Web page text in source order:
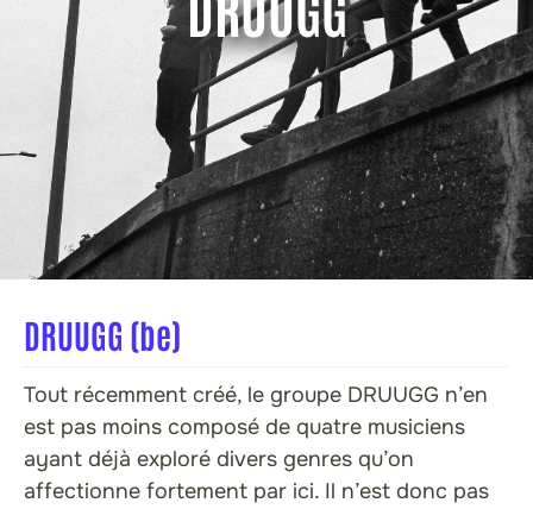
DRUUGG (be)
Tout récemment créé, le groupe DRUUGG n’en
est pas moins composé de quatre musiciens
ayant déjà exploré divers genres qu’on
affectionne fortement par ici. Il n’est donc pas